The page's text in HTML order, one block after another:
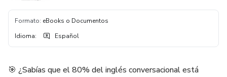
Formato: eBooks o Documentos
Idioma: Español
🎯 ¿Sabías que el 80% del inglés conversacional está